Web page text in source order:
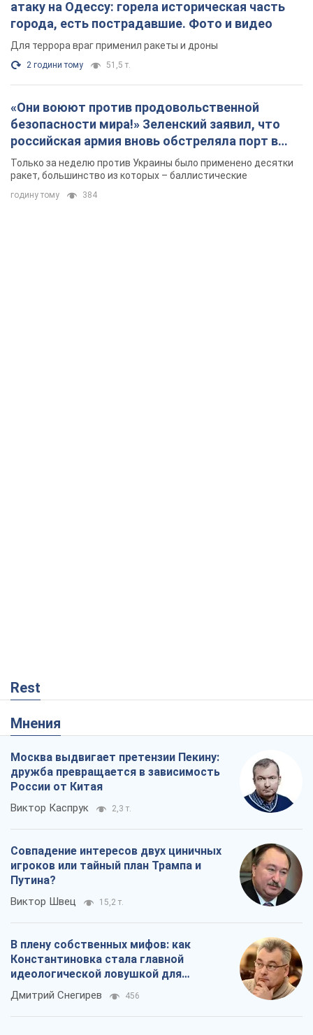
атаку на Одессу: горела историческая часть
города, есть пострадавшие. Фото и видео
Для террора враг применил ракеты и дроны
2 години тому 51,5 т.
«Они воюют против продовольственной
безопасности мира!» Зеленский заявил, что
российская армия вновь обстреляла порт в
Одессе
Только за неделю против Украины было применено десятки
ракет, большинство из которых – баллистические
годину тому 384
Rest
Мнения
Москва выдвигает претензии Пекину:
дружба превращается в зависимость
России от Китая
Виктор Каспрук 2,3 т.
Совпадение интересов двух циничных
игроков или тайный план Трампа и
Путина?
Виктор Швец 15,2 т.
В плену собственных мифов: как
Константиновка стала главной
идеологической ловушкой для
российских оккупантов
Дмитрий Снегирев 456